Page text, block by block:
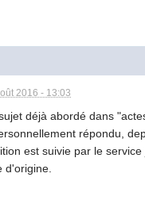
2016 - 13:03
déjà abordé dans
répondu,
est suivie par le
d'origine.